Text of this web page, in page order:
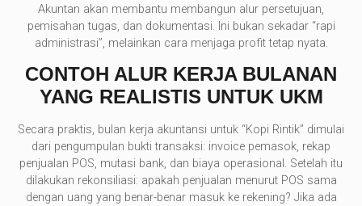
Akuntan akan membantu membangun alur persetujuan,
pemisahan tugas, dan dokumentasi. Ini bukan sekadar “rapi
administrasi”, melainkan cara menjaga profit tetap nyata.
CONTOH ALUR KERJA BULANAN
YANG REALISTIS UNTUK UKM
Secara praktis, bulan kerja akuntansi untuk “Kopi Rintik” dimulai
dari pengumpulan bukti transaksi: invoice pemasok, rekap
penjualan POS, mutasi bank, dan biaya operasional. Setelah itu
dilakukan rekonsiliasi: apakah penjualan menurut POS sama
dengan uang yang benar-benar masuk ke rekening? Jika ada